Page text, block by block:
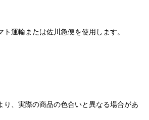
運輸または佐川急便を使用します。
、実際の商品の色合いと異なる場合があ